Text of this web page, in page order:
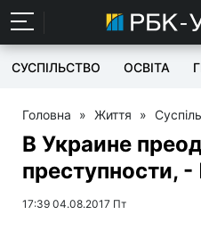
СУСПІЛЬСТВО ОСВІТА
Головна » Життя »
В Украине
преступности,
17:39 04.08.2017 Пт